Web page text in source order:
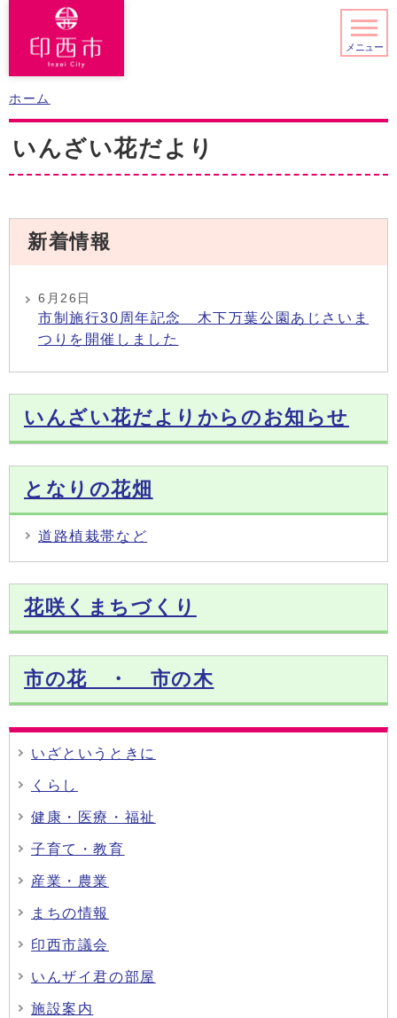
メニュー
ホーム
いんざい花だより
新着情報
6月26日
市制施行30周年記念 木下万葉公園あじさいま
つりを開催しました
いんざい花だよりからのお知らせ
となりの花畑
道路植栽帯など
花咲くまちづくり
市の花 ・ 市の木
いざというときに
くらし
健康・医療・福祉
子育て・教育
産業・農業
まちの情報
印西市議会
いんザイ君の部屋
施設案内